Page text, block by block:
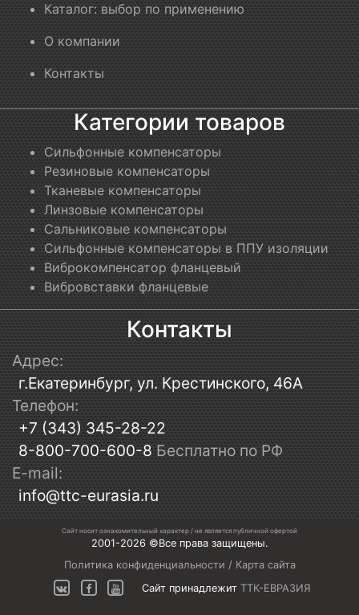
Каталог: выбор по применению
О компании
Контакты
Категории товаров
Сильфонные компенсаторы
Резиновые компенсаторы
Тканевые компенсаторы
Линзовые компенсаторы
Сальниковые компенсаторы
Сильфонные компенсаторы в ППУ изоляции
Виброкомпенсатор фланцевый
Вибровставки фланцевые
Контакты
Адрес:
г.Екатеринбург, ул. Крестинского, 46А
Телефон:
+7 (343) 345-28-22
8-800-700-600-8 Бесплатно по РФ
E-mail:
info@ttc-eurasia.ru
Сайт носит ознакомительный характер / не является публичной офертой
2001-2026 ©Все права защищены.
Политика конфиденциальности / Карта сайта
Сайт принадлежит ТТК-ЕВРАЗИЯ